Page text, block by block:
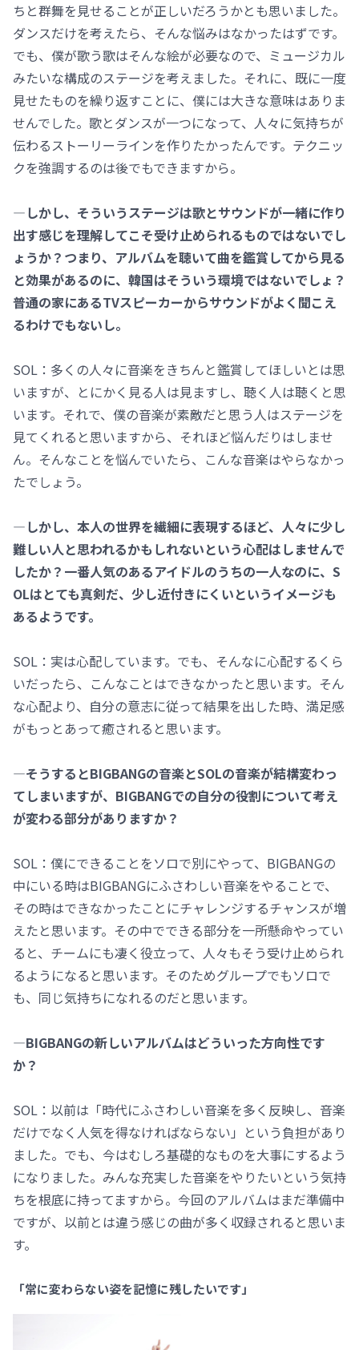
ちと群舞を見せることが正しいだろうかとも思いました。
ダンスだけを考えたら、そんな悩みはなかったはずです。
でも、僕が歌う歌はそんな絵が必要なので、ミュージカル
みたいな構成のステージを考えました。それに、既に一度
見せたものを繰り返すことに、僕には大きな意味はありま
せんでした。歌とダンスが一つになって、人々に気持ちが
伝わるストーリーラインを作りたかったんです。テクニッ
クを強調するのは後でもできますから。
―しかし、そういうステージは歌とサウンドが一緒に作り
出す感じを理解してこそ受け止められるものではないでし
ょうか？つまり、アルバムを聴いて曲を鑑賞してから見る
と効果があるのに、韓国はそういう環境ではないでしょ？
普通の家にあるTVスピーカーからサウンドがよく聞こえ
るわけでもないし。
SOL：多くの人々に音楽をきちんと鑑賞してほしいとは思
いますが、とにかく見る人は見ますし、聴く人は聴くと思
います。それで、僕の音楽が素敵だと思う人はステージを
見てくれると思いますから、それほど悩んだりはしませ
ん。そんなことを悩んでいたら、こんな音楽はやらなかっ
たでしょう。
―しかし、本人の世界を繊細に表現するほど、人々に少し
難しい人と思われるかもしれないという心配はしませんで
したか？一番人気のあるアイドルのうちの一人なのに、S
OLはとても真剣だ、少し近付きにくいというイメージも
あるようです。
SOL：実は心配しています。でも、そんなに心配するくら
いだったら、こんなことはできなかったと思います。そん
な心配より、自分の意志に従って結果を出した時、満足感
がもっとあって癒されると思います。
―そうするとBIGBANGの音楽とSOLの音楽が結構変わっ
てしまいますが、BIGBANGでの自分の役割について考え
が変わる部分がありますか？
SOL：僕にできることをソロで別にやって、BIGBANGの
中にいる時はBIGBANGにふさわしい音楽をやることで、
その時はできなかったことにチャレンジするチャンスが増
えたと思います。その中でできる部分を一所懸命やってい
ると、チームにも凄く役立って、人々もそう受け止められ
るようになると思います。そのためグループでもソロで
も、同じ気持ちになれるのだと思います。
―BIGBANGの新しいアルバムはどういった方向性です
か？
SOL：以前は「時代にふさわしい音楽を多く反映し、音楽
だけでなく人気を得なければならない」という負担があり
ました。でも、今はむしろ基礎的なものを大事にするよう
になりました。みんな充実した音楽をやりたいという気持
ちを根底に持ってますから。今回のアルバムはまだ準備中
ですが、以前とは違う感じの曲が多く収録されると思いま
す。
「常に変わらない姿を記憶に残したいです」